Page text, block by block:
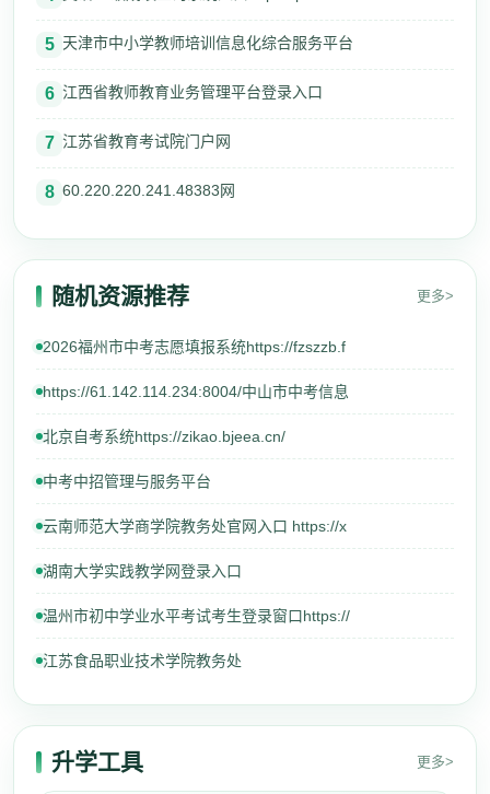
5 天津市中小学教师培训信息化综合服务平台
6 江西省教师教育业务管理平台登录入口
7 江苏省教育考试院门户网
8 60.220.220.241.48383网
随机资源推荐 更多>
2026福州市中考志愿填报系统https://fzszzb.f
https://61.142.114.234:8004/中山市中考信息
北京自考系统https://zikao.bjeea.cn/
中考中招管理与服务平台
云南师范大学商学院教务处官网入口 https://x
湖南大学实践教学网登录入口
温州市初中学业水平考试考生登录窗口https://
江苏食品职业技术学院教务处
升学工具 更多>